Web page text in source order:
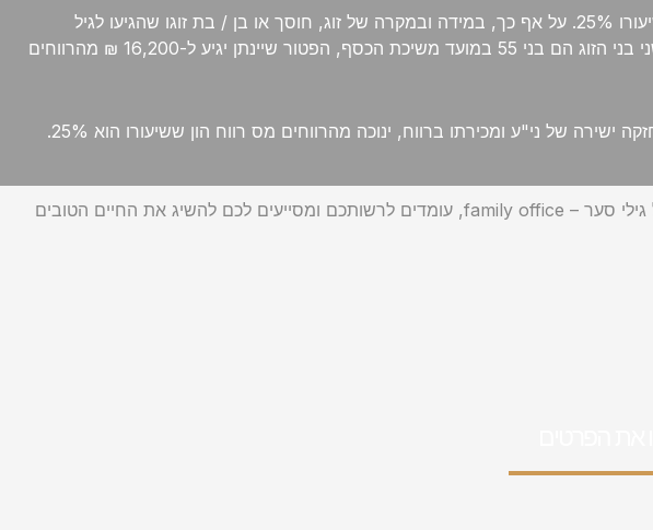
מודל המיסוי הנוגע לפוליסות החיסכון שונה. זאת, מאחר וכל משיכה הונית נחשבת כחייבת במס על רווחי הון ששיעורו 25%. על אף כך, במידה ובמקרה של זוג, חוסך או בן / בת זוגו שהגיעו לגיל
הפרישה בעוד שבן /בת הזוג הגיע לגיל 55, תינתן זכאות לפטור של 13,200 ₪ מהרווחים שנצברו. במקרה שבו שני בני הזוג הם בני 55 במועד משיכת הכסף, הפטור שיינתן יגיע ל-16,200 ₪ מהרווחים
של ני"ע ומכירתו ברווח, ינוכה מהרווחים מס רווח הון ששיעורו הוא 25%.
כפי שניתן להבין, קל מאד לאבד את הראש ואת הרגליים בכל המבוך הפיננסי הזה. ולכן, אנחנו, אנשי המקצוע של גילי סער – family office, עומדים לרשותכם ומסייעים לכם להשיג את החיים הטובים